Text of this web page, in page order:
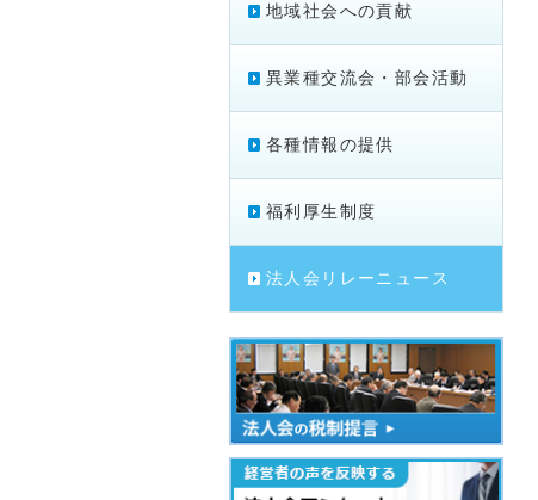
地域社会への貢献
異業種交流会・部会活動
各種情報の提供
福利厚生制度
法人会リレーニュース